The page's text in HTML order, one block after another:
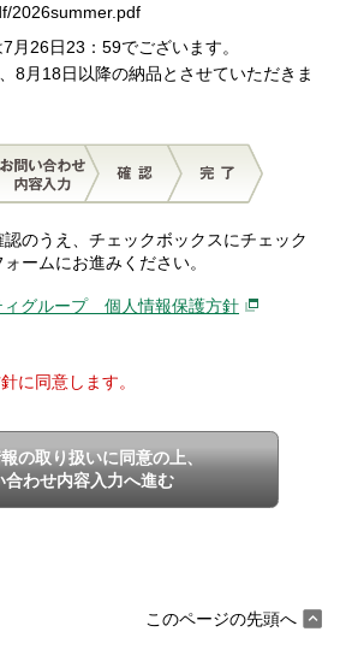
2026summer.pdf
26日23：59でございます。
8月18日以降の納品とさせていただきま
のうえ、チェックボックスにチェック
ームにお進みください。
グループ 個人情報保護方針
に同意します。
の取り扱いに同意の上、
合わせ内容入力へ進む
このページの先頭へ